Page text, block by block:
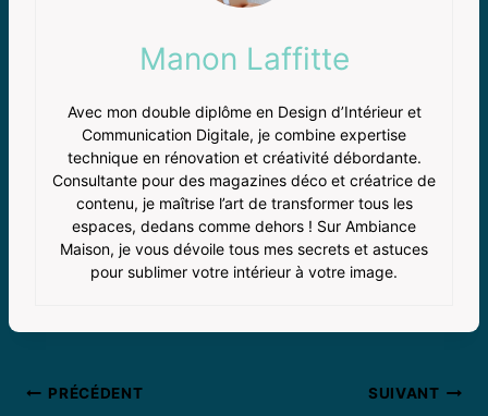
Manon Laffitte
Avec mon double diplôme en Design d’Intérieur et
Communication Digitale, je combine expertise
technique en rénovation et créativité débordante.
Consultante pour des magazines déco et créatrice de
contenu, je maîtrise l’art de transformer tous les
espaces, dedans comme dehors ! Sur Ambiance
Maison, je vous dévoile tous mes secrets et astuces
pour sublimer votre intérieur à votre image.
Navigation
PRÉCÉDENT SUIVANT